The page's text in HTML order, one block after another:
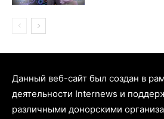
Данный веб-сайт был создан в
деятельности Internews и
различными донорскими